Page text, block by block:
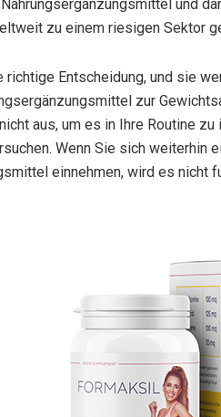
und
zu einem riesigen Sektor
richtige Entscheidung, und sie
zur
aus, um es in Ihre Routine
Wenn Sie sich weiterhin
einnehmen, wird es nicht